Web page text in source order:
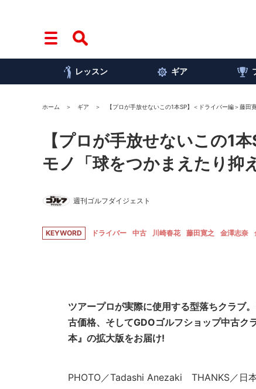
レッスン ギア
ホーム ギア 【プロが手放せないこの1本SP】＜ドライバー編＞藤
【プロが手放せないこの1
モノ「球をつかまえたり抑
週刊ゴルフダイジェスト
KEYWORD ドライバー 中古 川崎春花 藤田寛之 金澤志奈
ツアープロが実際に使用する型落ちクラブ
古価格、そしてGDOゴルフショップ中古ク
本』の拡大版をお届け!
PHOTO／Tadashi Anezaki THANKS／日